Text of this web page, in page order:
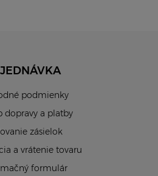
podmienky
dopravy a platby
zásielok
a vrátenie tovaru
formulár